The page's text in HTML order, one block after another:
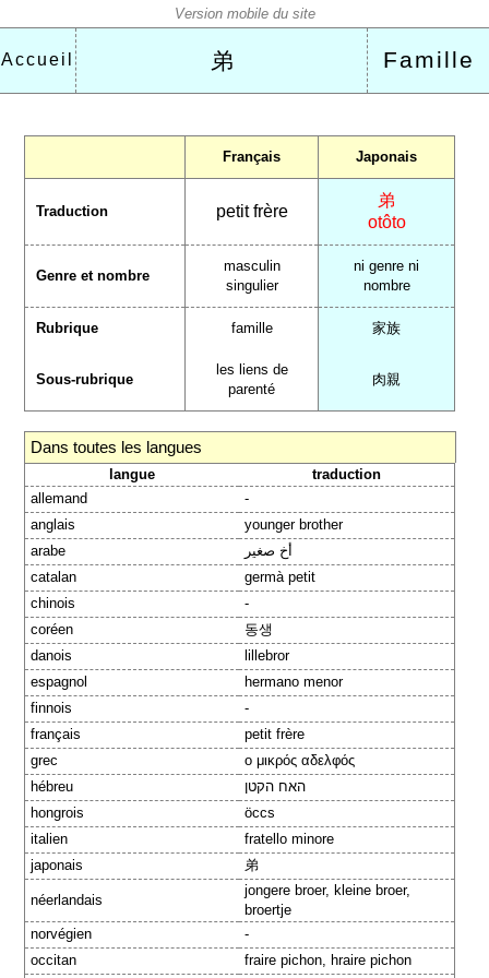
Accueil 弟 Famille
Français Japonais
Traduction petit frère
弟
otôto
Genre et nombre
masculin
singulier
ni genre ni
nombre
Rubrique famille 家族
Sous-rubrique
les liens de
parenté
肉親
Dans toutes les langues
langue
traduction
allemand
-
anglais
younger brother
arabe
أخ صغير
catalan
germà petit
chinois
-
coréen
동생
danois
lillebror
espagnol
hermano menor
finnois
-
français
petit frère
grec
ο μικρός αδελφός
hébreu
האח הקטן
hongrois
öccs
italien
fratello minore
japonais
弟
néerlandais
jongere broer, kleine broer,
broertje
norvégien
-
occitan
fraire pichon, hraire pichon